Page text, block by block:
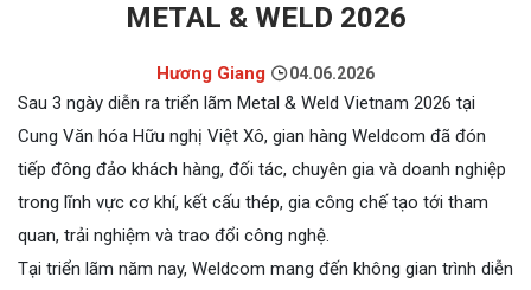
METAL & WELD 2026
Hương Giang 04.06.2026
Sau 3 ngày diễn ra triển lãm Metal & Weld Vietnam 2026 tại
Cung Văn hóa Hữu nghị Việt Xô, gian hàng Weldcom đã đón
tiếp đông đảo khách hàng, đối tác, chuyên gia và doanh nghiệp
trong lĩnh vực cơ khí, kết cấu thép, gia công chế tạo tới tham
quan, trải nghiệm và trao đổi công nghệ.
Tại triển lãm năm nay, Weldcom mang đến không gian trình diễn